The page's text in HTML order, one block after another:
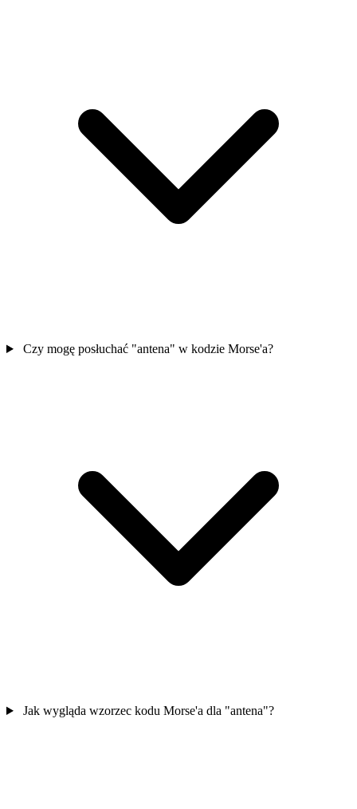
Czy mogę posłuchać "antena" w kodzie Morse'a?
Jak wygląda wzorzec kodu Morse'a dla "antena"?